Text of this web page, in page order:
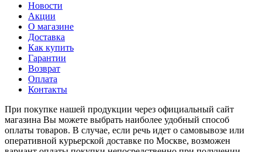
Новости
Акции
О магазине
Доставка
Как купить
Гарантии
Возврат
Оплата
Контакты
При покупке нашей продукции через официальный сайт
магазина Вы можете выбрать наиболее удобный способ
оплаты товаров. В случае, если речь идет о самовывозе или
оперативной курьерской доставке по Москве, возможен